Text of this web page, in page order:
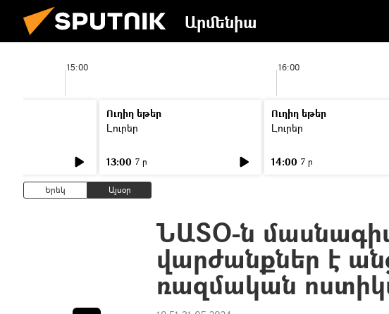
Արմենիա
15:00 16:00
Ուղիղ եթեր
Լուրեր
13:00 7 ր
Ուղիղ եթեր
Լուրեր
14:00 7 ր
Երեկ Այսօր
ՆԱՏՕ-ն
վարժանքներ է
ռազմական